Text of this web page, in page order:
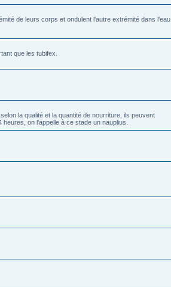
de leurs corps et ondulent l'autre extrémité dans l'eau.
que les tubifex.
la qualité et la quantité de nourriture, ils peuvent
on l’appelle à ce stade un nauplius.